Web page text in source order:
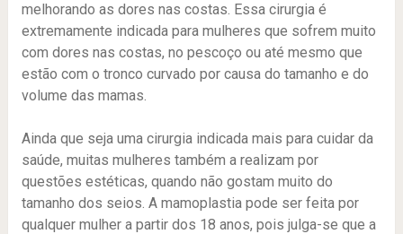
melhorando as dores nas costas. Essa cirurgia é
extremamente indicada para mulheres que sofrem muito
com dores nas costas, no pescoço ou até mesmo que
estão com o tronco curvado por causa do tamanho e do
volume das mamas.
Ainda que seja uma cirurgia indicada mais para cuidar da
saúde, muitas mulheres também a realizam por
questões estéticas, quando não gostam muito do
tamanho dos seios. A mamoplastia pode ser feita por
qualquer mulher a partir dos 18 anos, pois julga-se que a